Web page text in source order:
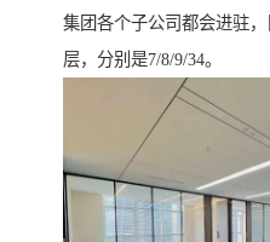
集团各个子公司都会进驻
层，分别是7/8/9/34。